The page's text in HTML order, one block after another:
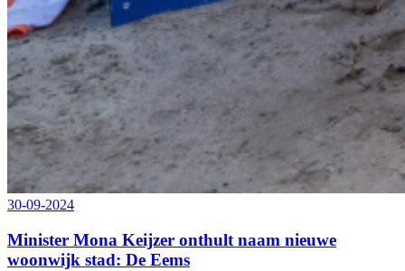
30-09-2024
Minister Mona Keijzer onthult naam nieuwe
woonwijk stad: De Eems